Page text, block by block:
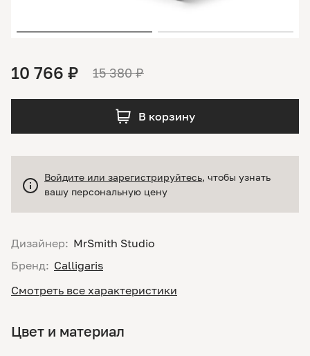
Дизайнер: MrSmith Studio
Бренд: Calligaris
Смотреть все характеристики
Войдите или зарегистрируйтесь, чтобы узнать
вашу персональную цену
10 766 ₽ 15 380 ₽
В корзину
Цвет и материал